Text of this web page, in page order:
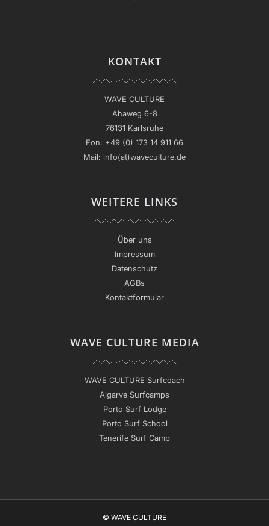
KONTAKT
WAVE CULTURE
Ahaweg 6-8
76131 Karlsruhe
Fon: +49 (0) 173 14 911 66
Mail: info(at)waveculture.de
WEITERE LINKS
Über uns
Impressum
Datenschutz
AGBs
Kontaktformular
WAVE CULTURE MEDIA
WAVE CULTURE Surfcoach
Algarve Surfcamps
Porto Surf Lodge
Porto Surf School
Tenerife Surf Camp
© WAVE CULTURE